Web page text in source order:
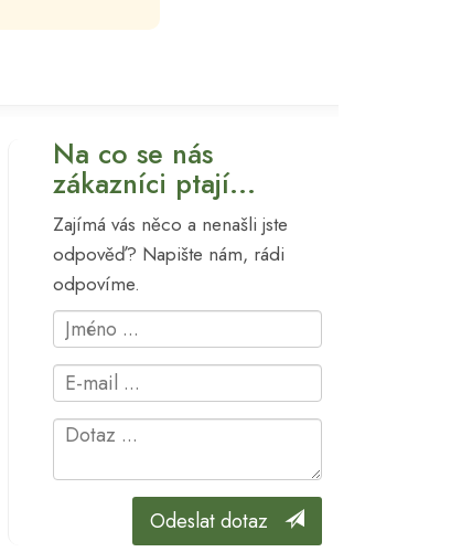
Na co se nás
zákazníci ptají...
Zajímá vás něco a nenašli jste
odpověď? Napište nám, rádi
odpovíme.
Odeslat dotaz